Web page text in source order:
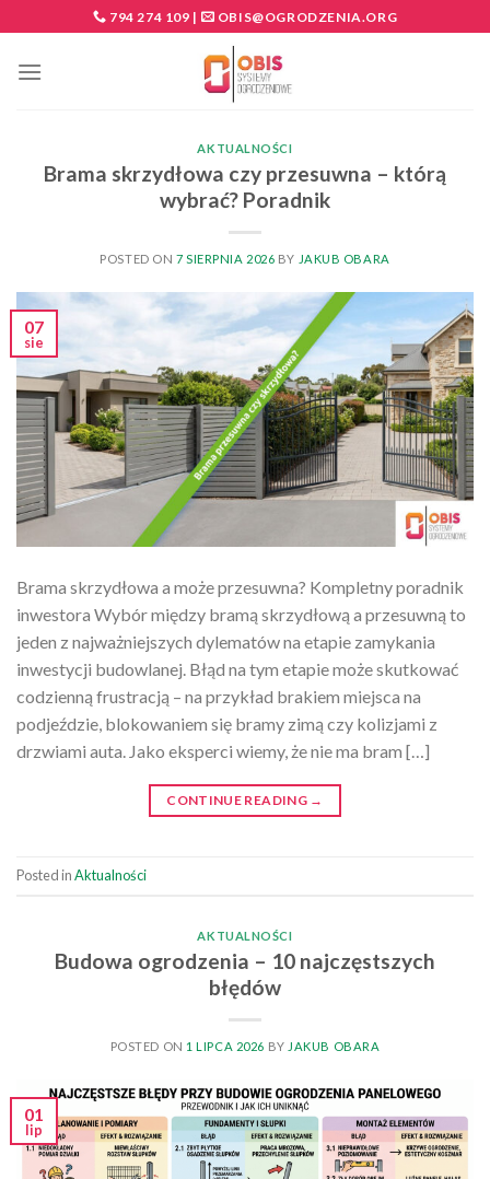
to
content
794 274 109 | OBIS@OGRODZENIA.ORG
AKTUALNOŚCI
Brama skrzydłowa czy przesuwna – którą
wybrać? Poradnik
POSTED ON 7 SIERPNIA 2026 BY JAKUB OBARA
07
sie
Brama skrzydłowa a może przesuwna? Kompletny poradnik
inwestora Wybór między bramą skrzydłową a przesuwną to
jeden z najważniejszych dylematów na etapie zamykania
inwestycji budowlanej. Błąd na tym etapie może skutkować
codzienną frustracją – na przykład brakiem miejsca na
podjeździe, blokowaniem się bramy zimą czy kolizjami z
drzwiami auta. Jako eksperci wiemy, że nie ma bram […]
CONTINUE READING →
Posted inAktualności
AKTUALNOŚCI
Budowa ogrodzenia – 10 najczęstszych
błędów
POSTED ON 1 LIPCA 2026 BY JAKUB OBARA
01
lip